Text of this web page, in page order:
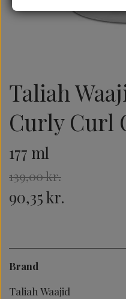
Taliah
Curly Curl
177 ml
139,00 kr.
90,35 kr.
Brand
Taliah Waajid